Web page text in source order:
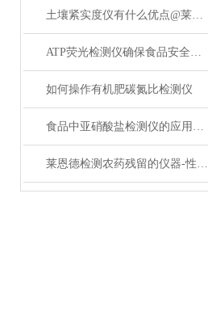
土壤紧实度仪有什么优点@莱恩德
ATP荧光检测仪确保食品安全质量
如何操作有机肥碳氮比检测仪
食品中亚硝酸盐检测仪的应用范围
莱恩德检测农药残留的仪器-性能描述